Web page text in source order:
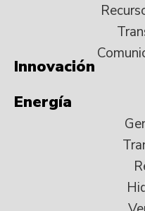
Innovación
Energía